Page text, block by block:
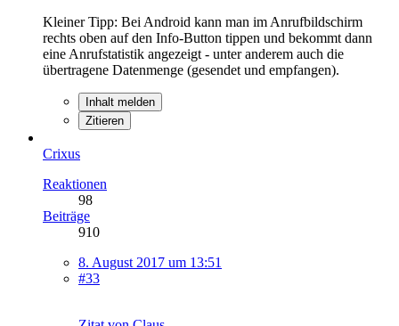
Kleiner Tipp: Bei Android kann man im Anrufbildschirm
rechts oben auf den Info-Button tippen und bekommt dann
eine Anrufstatistik angezeigt - unter anderem auch die
übertragene Datenmenge (gesendet und empfangen).
Inhalt melden
Zitieren
Crixus
Reaktionen
98
Beiträge
910
8. August 2017 um 13:51
#33